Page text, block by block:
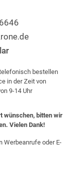
bestellen
in der Zeit von
9-14 Uhr
wünschen, bitten wir
Vielen Dank!
Werbeanrufe oder E-